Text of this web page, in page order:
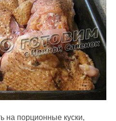
на порционные куски,